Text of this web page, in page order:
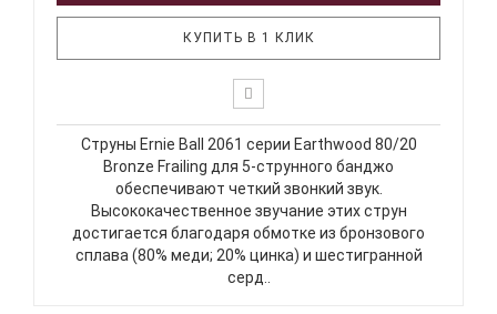
КУПИТЬ В 1 КЛИК
Струны Ernie Ball 2061 серии Earthwood 80/20
Bronze Frailing для 5-струнного банджо
обеспечивают четкий звонкий звук.
Высококачественное звучание этих струн
достигается благодаря обмотке из бронзового
сплава (80% меди; 20% цинка) и шестигранной
серд..